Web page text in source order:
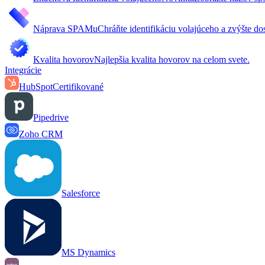
Náprava SPAMuChráňte identifikáciu volajúceho a zvýšte
Kvalita hovorovNajlepšia kvalita hovorov na celom svete.
Integrácie
HubSpotCertifikované
Pipedrive
Zoho CRM
Salesforce
MS Dynamics